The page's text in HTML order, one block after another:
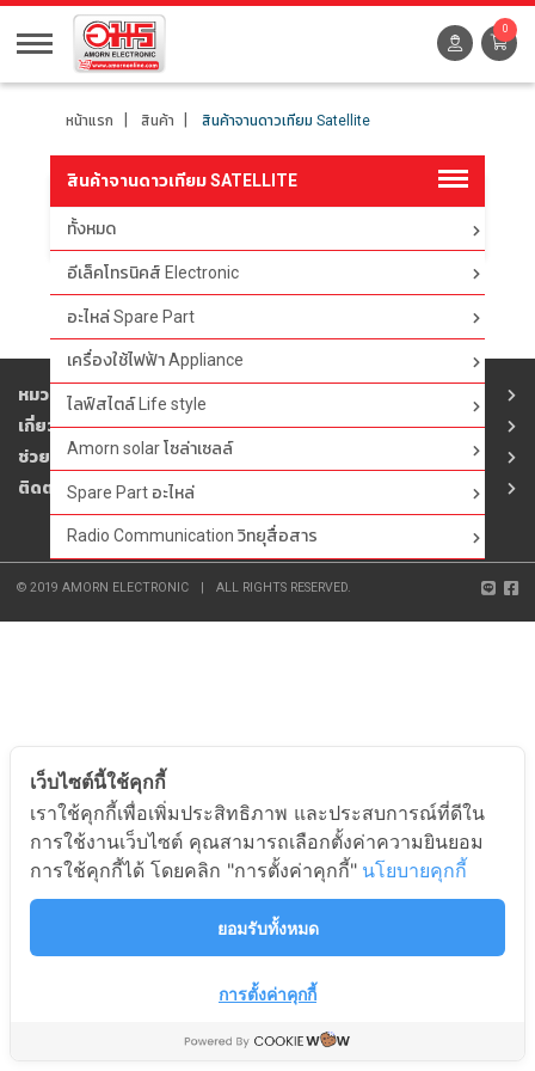
0
หน้าแรก สินค้า สินค้าจานดาวเทียม Satellite
สินค้าจานดาวเทียม SATELLITE
ทั้งหมด
อีเล็คโทรนิคส์ Electronic
อะไหล่ Spare Part
เครื่องใช้ไฟฟ้า Appliance
ไลฟ์สไตล์ Life style
Amorn solar โซล่าเซลล์
Spare Part อะไหล่
Radio Communication วิทยุสื่อสาร
ตัวกรอง
หมวดสินค้า
เกี่ยวกับอมร
ช่วยเหลือ
ติดต่ออมร
© 2019 AMORN ELECTRONIC ALL RIGHTS RESERVED.
เว็บไซต์นี้ใช้คุกกี้
เราใช้คุกกี้เพื่อเพิ่มประสิทธิภาพ และประสบการณ์ที่ดีใน
การใช้งานเว็บไซต์ คุณสามารถเลือกตั้งค่าความยินยอม
การใช้คุกกี้ได้ โดยคลิก "การตั้งค่าคุกกี้" นโยบายคุกกี้
ยอมรับทั้งหมด
การตั้งค่าคุกกี้